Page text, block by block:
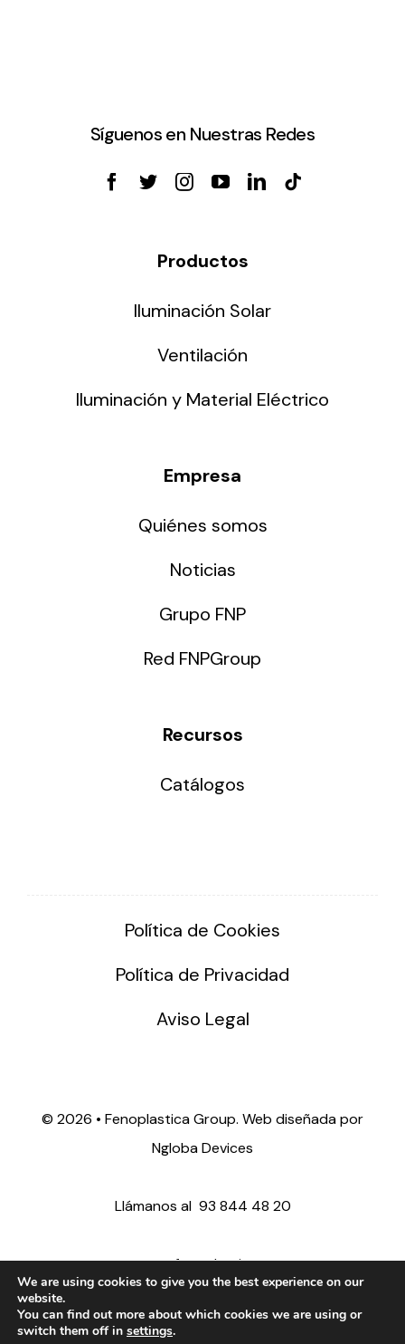
Síguenos en Nuestras Redes
Productos
Iluminación Solar
Ventilación
Iluminación y Material Eléctrico
Empresa
Quiénes somos
Noticias
Grupo FNP
Red FNPGroup
Recursos
Catálogos
Política de Cookies
Política de Privacidad
Aviso Legal
© 2026 • Fenoplastica Group. Web diseñada por
Ngloba Devices
Llámanos al 93 844 48 20
ventas@fenoplastica.com
export@fenoplastica.com
We are using cookies to give you the best experience on our
website.
You can find out more about which cookies we are using or
switch them off in settings.